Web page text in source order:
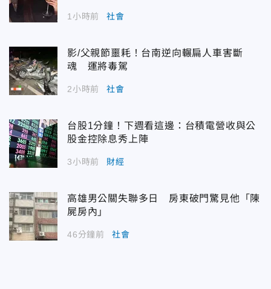
1小時前 社會
影/父親節噩耗！台南逆向輾扁人車害斷
魂 運將毒駕
2小時前 社會
台股1分鐘！下週看這邊：台積電營收與公
股金控除息秀上陣
3小時前 財經
高雄男公關失聯多日 房東破門驚見他「陳
屍房內」
46分鐘前 社會